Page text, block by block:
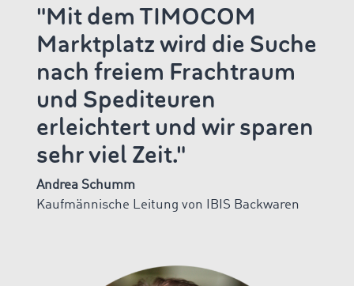
"Mit dem TIMOCOM
Marktplatz wird die Suche
nach freiem Frachtraum
und Spediteuren
erleichtert und wir sparen
sehr viel Zeit."
Andrea Schumm
Kaufmännische Leitung von IBIS Backwaren